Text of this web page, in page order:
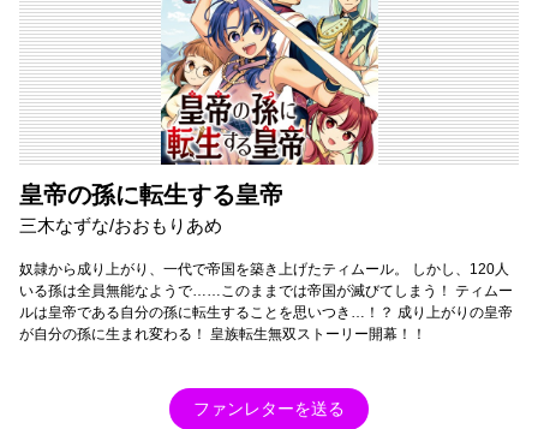
皇帝の孫に転生する皇帝
三木なずな/おおもりあめ
奴隷から成り上がり、一代で帝国を築き上げたティムール。 しかし、120人
いる孫は全員無能なようで……このままでは帝国が滅びてしまう！ ティムー
ルは皇帝である自分の孫に転生することを思いつき…！？ 成り上がりの皇帝
が自分の孫に生まれ変わる！ 皇族転生無双ストーリー開幕！！
ファンレターを送る